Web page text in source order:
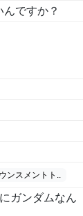
ですか？
ンスメントト..
ガンダムなん